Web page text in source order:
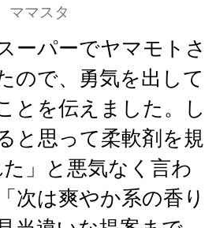
ママスタ
ーパーでヤマモトさ
ので、勇気を出して
とを伝えました。し
と思って柔軟剤を規
」と悪気なく言わ
次は爽やか系の香り